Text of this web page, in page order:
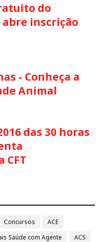
do
inscrição
- Conheça a
Animal
das 30 horas
CFT
Concursos
ACE
Saúde com Agente
ACS